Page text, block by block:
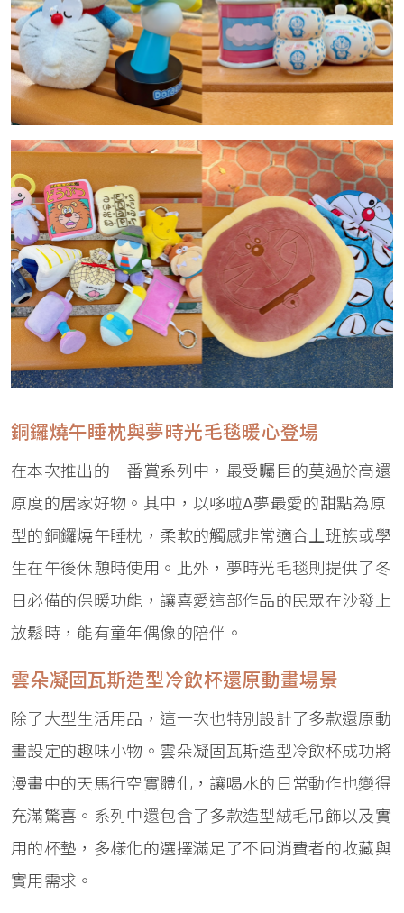
銅鑼燒午睡枕與夢時光毛毯暖心登場
在本次推出的一番賞系列中，最受矚目的莫過於高還
原度的居家好物。其中，以哆啦A夢最愛的甜點為原
型的銅鑼燒午睡枕，柔軟的觸感非常適合上班族或學
生在午後休憩時使用。此外，夢時光毛毯則提供了冬
日必備的保暖功能，讓喜愛這部作品的民眾在沙發上
放鬆時，能有童年偶像的陪伴。
雲朵凝固瓦斯造型冷飲杯還原動畫場景
除了大型生活用品，這一次也特別設計了多款還原動
畫設定的趣味小物。雲朵凝固瓦斯造型冷飲杯成功將
漫畫中的天馬行空實體化，讓喝水的日常動作也變得
充滿驚喜。系列中還包含了多款造型絨毛吊飾以及實
用的杯墊，多樣化的選擇滿足了不同消費者的收藏與
實用需求。